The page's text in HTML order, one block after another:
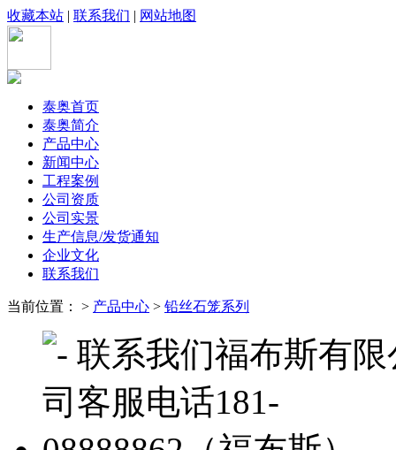
收藏本站 | 联系我们 | 网站地图
泰奥首页
泰奥简介
产品中心
新闻中心
工程案例
公司资质
公司实景
生产信息/发货通知
企业文化
联系我们
当前位置： > 产品中心 > 铅丝石笼系列